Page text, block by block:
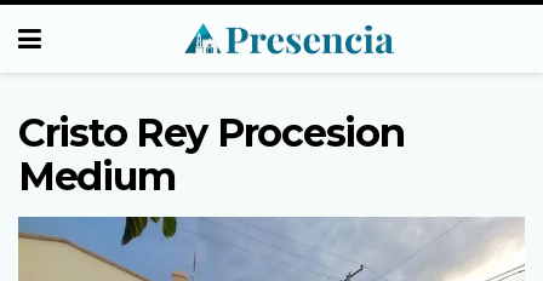
Cristo Rey Procesion
Medium